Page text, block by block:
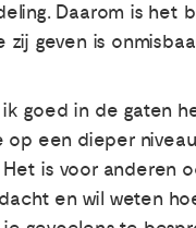
Daarom is het
geven is
goed in de gaten
een dieper
is voor anderen
en wil weten